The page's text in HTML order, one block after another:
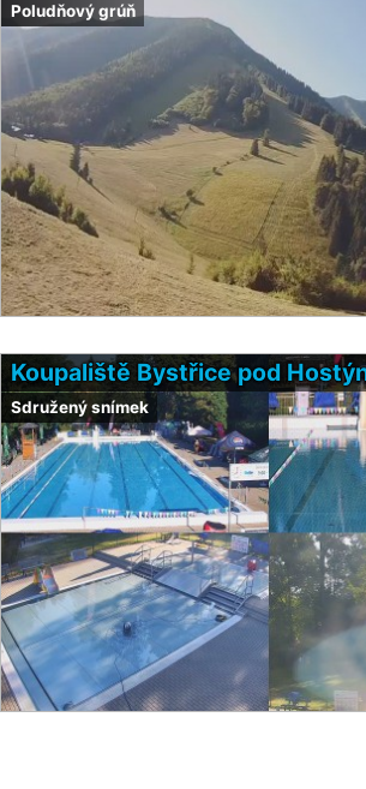
Poludňový grúň
Koupaliště Bystřice pod
Sdružený snímek